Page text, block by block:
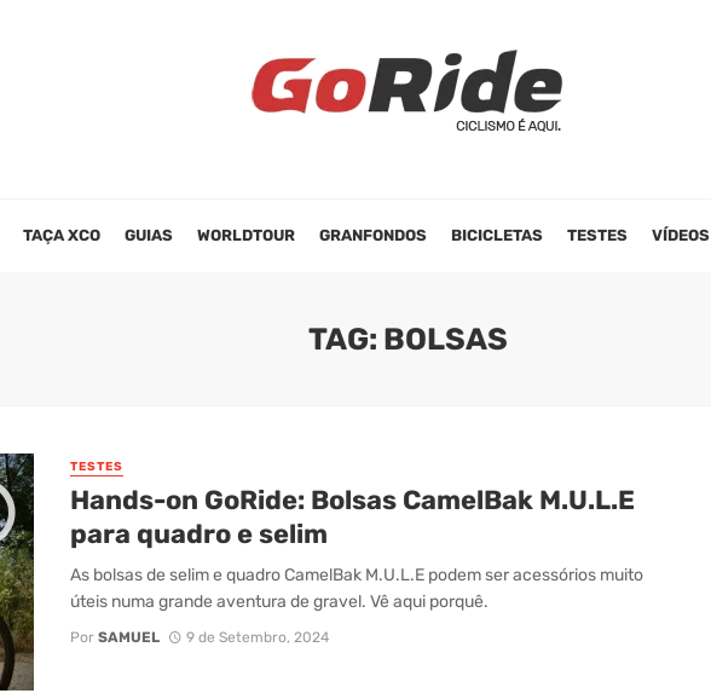
TAÇA XCO GUIAS WORLDTOUR GRANFONDOS BICICLETAS TESTES VÍDEOS
TAG: BOLSAS
TESTES
Hands-on GoRide: Bolsas CamelBak M.U.L.E
para quadro e selim
As bolsas de selim e quadro CamelBak M.U.L.E podem ser acessórios muito
úteis numa grande aventura de gravel. Vê aqui porquê.
Por SAMUEL 9 de Setembro, 2024